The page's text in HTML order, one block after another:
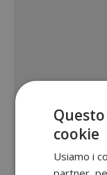
cookie
Usiamo i